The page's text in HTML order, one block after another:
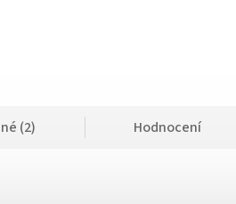
(2) Hodnocení